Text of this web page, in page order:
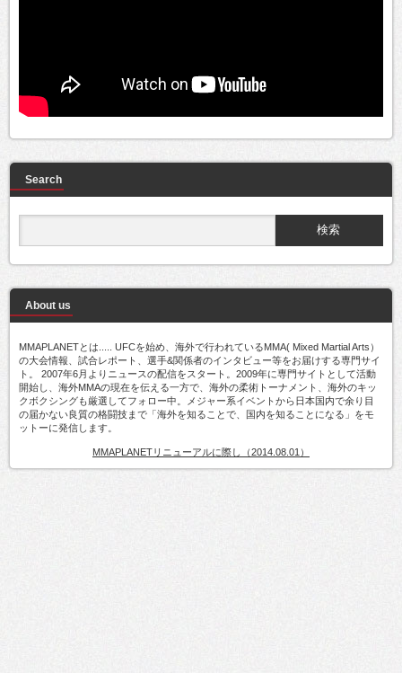
Search
About us
MMAPLANETとは..... UFCを始め、海外で行われているMMA( Mixed Martial Arts）
の大会情報、試合レポート、選手&関係者のインタビュー等をお届けする専門サイ
ト。 2007年6月よりニュースの配信をスタート。2009年に専門サイトとして活動
開始し、海外MMAの現在を伝える一方で、海外の柔術トーナメント、海外のキッ
クボクシングも厳選してフォロー中。メジャー系イベントから日本国内で余り目
の届かない良質の格闘技まで「海外を知ることで、国内を知ることになる」をモ
ットーに発信します。
MMAPLANETリニューアルに際し（2014.08.01）